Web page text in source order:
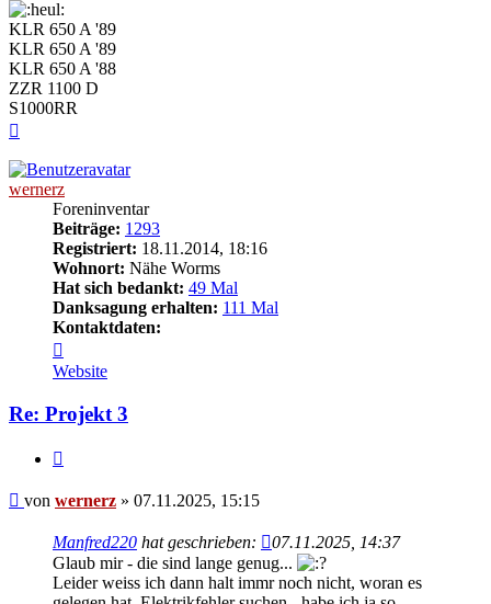
KLR 650 A '89
KLR 650 A '89
KLR 650 A '88
ZZR 1100 D
S1000RR
wernerz
Foreninventar
Beiträge: 1293
Registriert: 18.11.2014, 18:16
Wohnort: Nähe Worms
Hat sich bedankt: 49 Mal
Danksagung erhalten: 111 Mal
Kontaktdaten:
von
wernerz
Website
Re: Projekt 3
Beitrag
von wernerz » 07.11.2025, 15:15
Manfred220 hat geschrieben:
07.11.2025, 14:37
Glaub mir - die sind lange genug...
Leider weiss ich dann halt immr noch nicht, woran es